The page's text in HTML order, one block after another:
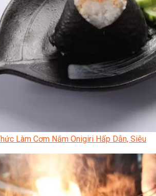
Làm Cơm Nắm Onigiri Hấp Dẫn, Siêu